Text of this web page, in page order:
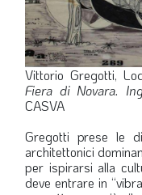
Vittorio Gregotti,
Fiera di Novara.
CASVA
Gregotti prese le
architettonici
per ispirarsi alla
deve entrare in